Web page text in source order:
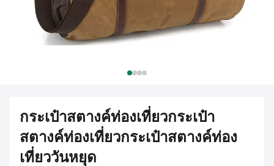
กระเป๋าสตางค์ท่องเที่ยวกระเป๋า
สตางค์ท่องเที่ยวกระเป๋าสตางค์ท่อง
เที่ยววันหยุด